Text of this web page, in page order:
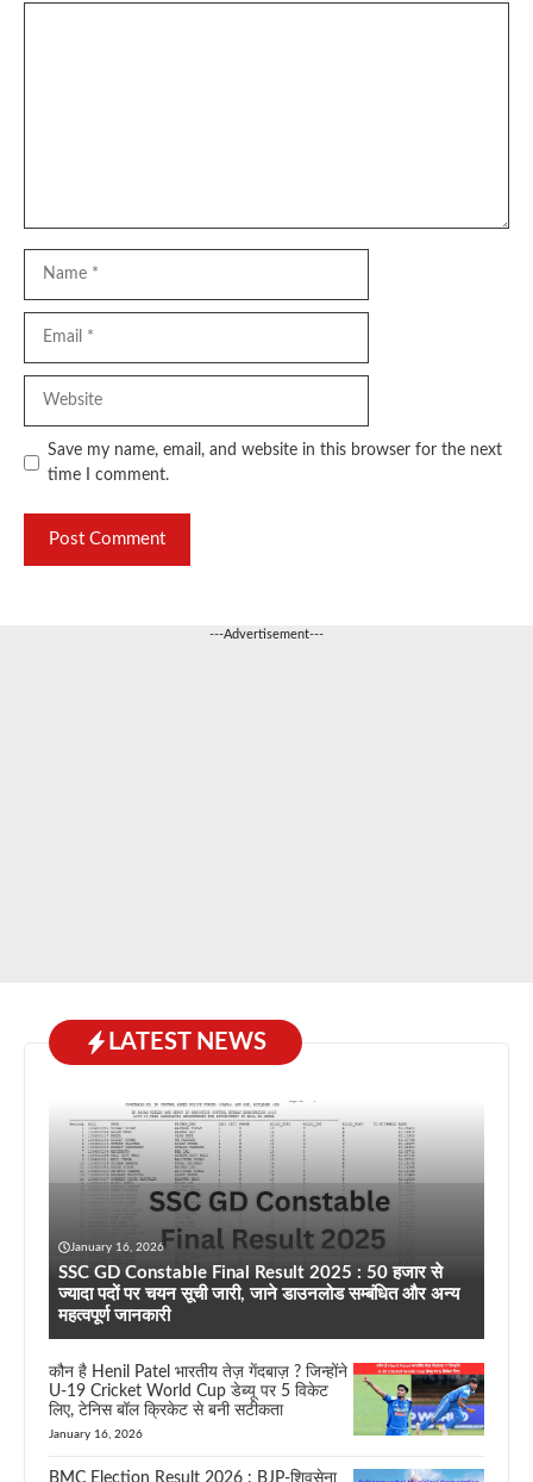
Save my name, email, and website in this browser for the next
time I comment.
---Advertisement---
LATEST NEWS
January 16, 2026
SSC GD Constable Final Result 2025 : 50 हजार से
ज्यादा पदों पर चयन सूची जारी, जाने डाउनलोड सम्बंधित और अन्य
महत्वपूर्ण जानकारी
कौन है Henil Patel भारतीय तेज़ गेंदबाज़ ? जिन्होंने
U-19 Cricket World Cup डेब्यू पर 5 विकेट
लिए, टेनिस बॉल क्रिकेट से बनी सटीकता
January 16, 2026